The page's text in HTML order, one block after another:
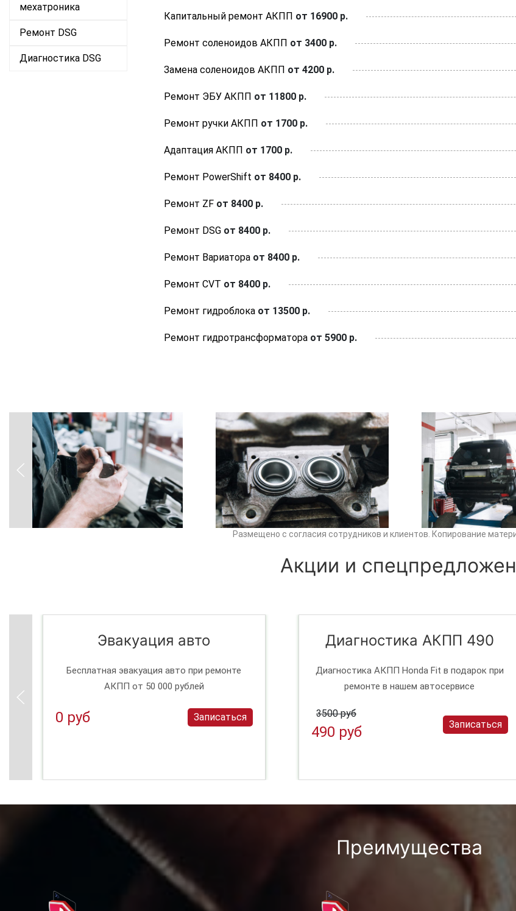
мехатроника
Ремонт DSG
Диагностика DSG
Капитальный ремонт АКПП от 16900 р.
Ремонт соленоидов АКПП от 3400 р.
Замена соленоидов АКПП от 4200 р.
Ремонт ЭБУ АКПП от 11800 р.
Ремонт ручки АКПП от 1700 р.
Адаптация АКПП от 1700 р.
Ремонт PowerShift от 8400 р.
Ремонт ZF от 8400 р.
Ремонт DSG от 8400 р.
Ремонт Вариатора от 8400 р.
Ремонт CVT от 8400 р.
Ремонт гидроблока от 13500 р.
Ремонт гидротрансформатора от 5900 р.
Размещено с согласия сотрудников и клиентов. Копирование
Акции и
Эвакуация авто
Бесплатная эвакуация авто при ремонте
АКПП от 50 000 рублей
0 руб Записаться
Диагностика АКПП 490
Диагностика АКПП Honda Fit в подарок при
ремонте в нашем автосервисе
3500 руб
490 руб Записаться
Преимущества